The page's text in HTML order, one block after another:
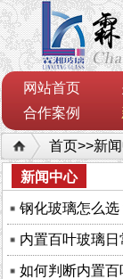
网站首页
合作案例
首页>>新
新闻中心
钢化玻璃怎么
内置百叶玻璃
如何判断内置